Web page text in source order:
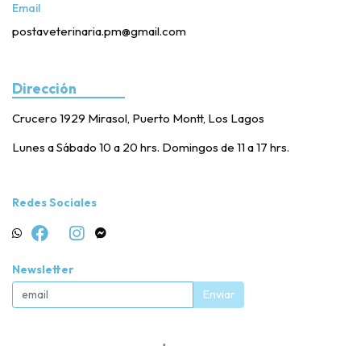
Email
postaveterinaria.pm@gmail.com
Dirección
Crucero 1929 Mirasol, Puerto Montt, Los Lagos
Lunes a Sábado 10 a 20 hrs. Domingos de 11 a 17 hrs.
Redes Sociales
Newsletter
Enviar